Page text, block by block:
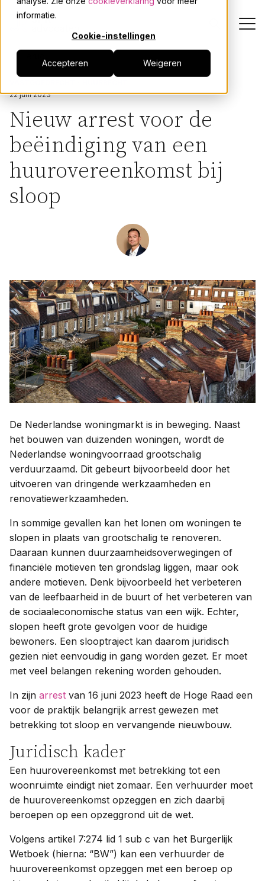
informatie.
Cookie-instellingen
Accepteren Weigeren
Dienstverlening
Onze mensen
Actueel
Over JPR
Contact
Taal:
22 juni 2023
Nieuw arrest voor de
beëindiging van een
huurovereenkomst bij
sloop
De Nederlandse woningmarkt is in beweging. Naast
het bouwen van duizenden woningen, wordt de
Nederlandse woningvoorraad grootschalig
verduurzaamd. Dit gebeurt bijvoorbeeld door het
uitvoeren van dringende werkzaamheden en
renovatiewerkzaamheden.
In sommige gevallen kan het lonen om woningen te
slopen in plaats van grootschalig te renoveren.
Daaraan kunnen duurzaamheidsoverwegingen of
financiële motieven ten grondslag liggen, maar ook
andere motieven. Denk bijvoorbeeld het verbeteren
van de leefbaarheid in de buurt of het verbeteren van
de sociaaleconomische status van een wijk. Echter,
slopen heeft grote gevolgen voor de huidige
bewoners. Een slooptraject kan daarom juridisch
gezien niet eenvoudig in gang worden gezet. Er moet
met veel belangen rekening worden gehouden.
In zijn arrest van 16 juni 2023 heeft de Hoge Raad een
voor de praktijk belangrijk arrest gewezen met
betrekking tot sloop en vervangende nieuwbouw.
Juridisch kader
Een huurovereenkomst met betrekking tot een
woonruimte eindigt niet zomaar. Een verhuurder moet
de huurovereenkomst opzeggen en zich daarbij
beroepen op een opzeggrond uit de wet.
Volgens artikel 7:274 lid 1 sub c van het Burgerlijk
Wetboek (hierna: “BW”) kan een verhuurder de
huurovereenkomst opzeggen met een beroep op